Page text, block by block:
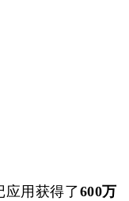
应用获得了600万